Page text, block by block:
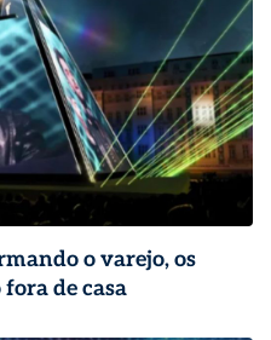
o varejo, os
de casa